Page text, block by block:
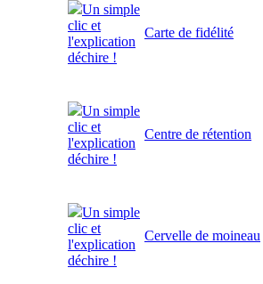
Un simple
clic et
l'explication
déchire !
Carte de fidélité
Un simple
clic et
l'explication
déchire !
Centre de rétention
Un simple
clic et
l'explication
déchire !
Cervelle de moineau